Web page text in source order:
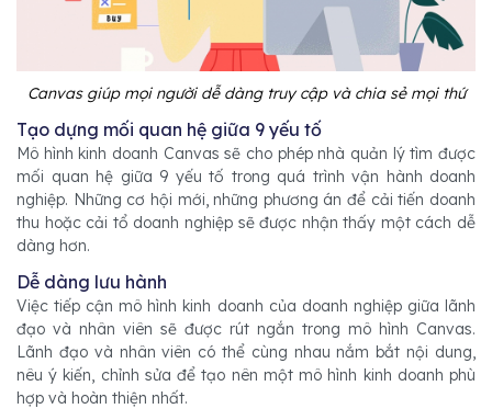
Canvas giúp mọi người dễ dàng truy cập và chia sẻ mọi thứ
Tạo dựng mối quan hệ giữa 9 yếu tố
Mô hình kinh doanh Canvas sẽ cho phép nhà quản lý tìm được
mối quan hệ giữa 9 yếu tố trong quá trình vận hành doanh
nghiệp. Những cơ hội mới, những phương án để cải tiến doanh
thu hoặc cải tổ doanh nghiệp sẽ được nhận thấy một cách dễ
dàng hơn.
Dễ dàng lưu hành
Việc tiếp cận mô hình kinh doanh của doanh nghiệp giữa lãnh
đạo và nhân viên sẽ được rút ngắn trong mô hình Canvas.
Lãnh đạo và nhân viên có thể cùng nhau nắm bắt nội dung,
nêu ý kiến, chỉnh sửa để tạo nên một mô hình kinh doanh phù
hợp và hoàn thiện nhất.